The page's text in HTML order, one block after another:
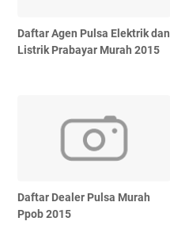
Daftar Agen Pulsa Elektrik dan
Listrik Prabayar Murah 2015
Daftar Dealer Pulsa Murah
Ppob 2015